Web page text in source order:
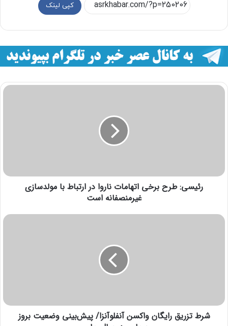
کپی لینک
رئیسی: طرح برخی اتهامات ناروا در ارتباط با مولدسازی
غیرمنصفانه است
شرط تزریق رایگان واکسن آنفلوآنزا/ پیش‌بینی وضعیت بروز